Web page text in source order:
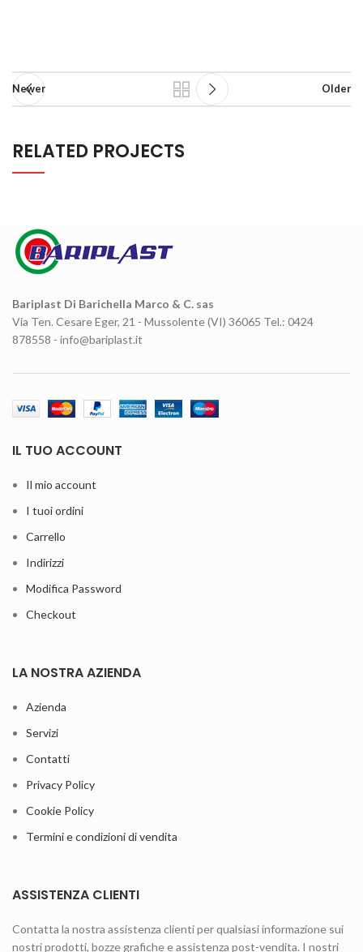
Newer Older
RELATED PROJECTS
IMPERDIET MAURIS A NONTIN
Bariplast Di Barichella Marco & C. sas
Via Ten. Cesare Eger, 21 - Mussolente (VI) 36065 Tel.: 0424
878558 - info@bariplast.it
IL TUO ACCOUNT
Il mio account
I tuoi ordini
Carrello
Indirizzi
Modifica Password
Checkout
LA NOSTRA AZIENDA
Azienda
Servizi
Contatti
Privacy Policy
Cookie Policy
Termini e condizioni di vendita
ASSISTENZA CLIENTI
Contatta la nostra assistenza clienti per qualsiasi informazione sui
nostri prodotti, bozze grafiche e assistenza post-vendita. I nostri